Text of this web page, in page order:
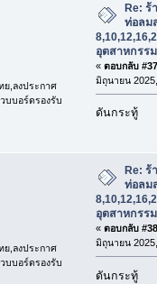
ย,ลงประกาศ
บบอร์ดรองรับ
Re: ร้
ท่อลม
อุตสาหกรร
« ตอบกลับ
มิถุนายน
ดันกระทู้
ย,ลงประกาศ
บบอร์ดรองรับ
Re: ร้
ท่อลม
อุตสาหกรร
« ตอบกลับ
มิถุนายน
ดันกระทู้